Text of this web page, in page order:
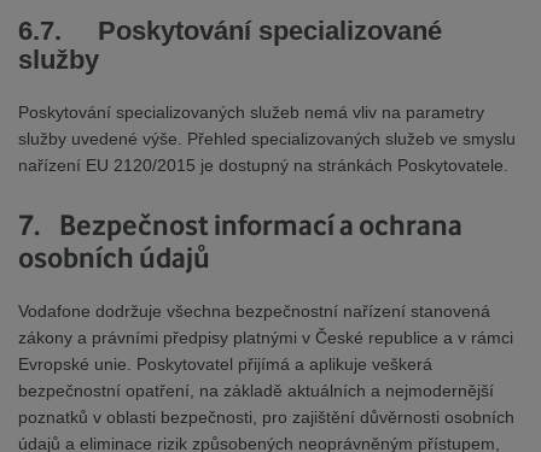
6.7. Poskytování specializované
služby
Poskytování specializovaných služeb nemá vliv na parametry
služby uvedené výše. Přehled specializovaných služeb ve smyslu
nařízení EU 2120/2015 je dostupný na stránkách Poskytovatele.
7. Bezpečnost informací a ochrana
osobních údajů
Vodafone dodržuje všechna bezpečnostní nařízení stanovená
zákony a právními předpisy platnými v České republice a v rámci
Evropské unie. Poskytovatel přijímá a aplikuje veškerá
bezpečnostní opatření, na základě aktuálních a nejmodernější
poznatků v oblasti bezpečnosti, pro zajištění důvěrnosti osobních
údajů a eliminace rizik způsobených neoprávněným přístupem,